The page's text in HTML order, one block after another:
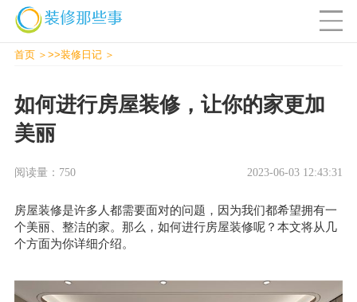
首页 >>装修日记
如何进行房屋装修，让你的家更加
美丽
阅读量：750 2023-06-03 12:43:31
房屋装修是许多人都需要面对的问题，因为我们都希望拥有一
个美丽、整洁的家。那么，如何进行房屋装修呢？本文将从几
个方面为你详细介绍。